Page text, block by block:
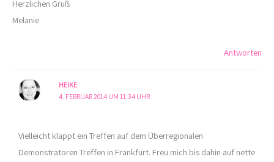
Herzlichen Gruß
Melanie
Antworten
HEIKE
4. FEBRUAR 2014 UM 11:34 UHR
Vielleicht klappt ein Treffen auf dem Überregionalen
Demonstratoren Treffen in Frankfurt. Freu mich bis dahin auf nette